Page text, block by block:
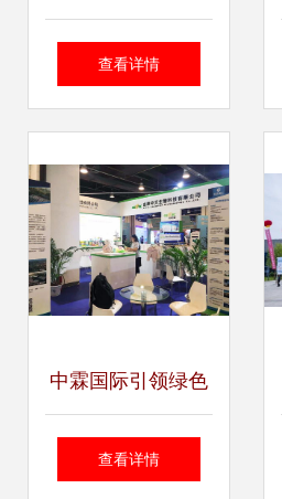
湾区新风展风采
市南沙区首届文创
节暨文创大赛颁奖
盛典与展览展示
查看详情
中霖国际引领绿色
科技风潮，成功承
查看详情